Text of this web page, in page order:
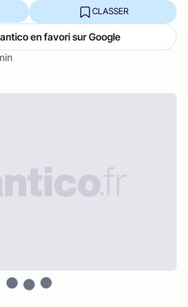
CLASSER
en favori sur Google